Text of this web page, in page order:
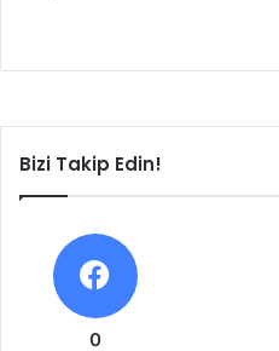
Bizi Takip Edin!
0